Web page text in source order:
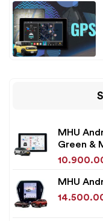
MHU
Green &
MHU